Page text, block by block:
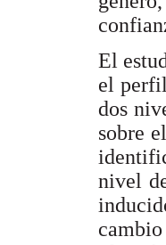
El
el
dos
sobre
nivel